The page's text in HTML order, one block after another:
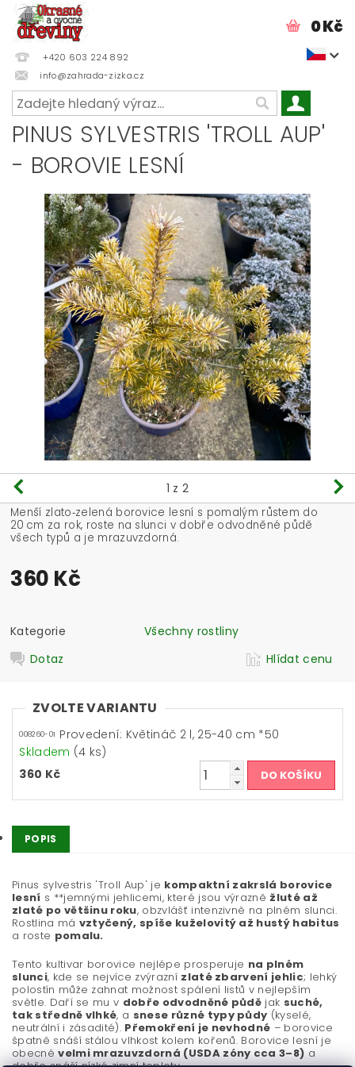
+420 603 224 892
info@zahrada-zizka.cz
0 Kč
PINUS SYLVESTRIS 'TROLL AUP'
- BOROVIE LESNÍ
1 z 2
Menší zlato‑zelená borovice lesní s pomalým růstem do
20 cm za rok, roste na slunci v dobře odvodněné půdě
všech typů a je mrazuvzdorná.
360 Kč
Kategorie
Všechny rostliny
Dotaz
Hlídat cenu
ZVOLTE VARIANTU
008260-01 Provedení: Květináč 2 l, 25-40 cm *50
Skladem (4 ks)
360 Kč
POPIS
Pinus sylvestris 'Troll Aup' je kompaktní zakrslá borovice
lesní s **jemnými jehlicemi, které jsou výrazně žluté až
zlaté po většinu roku, obzvlášť intenzivně na plném slunci.
Rostlina má vztyčený, spíše kuželovitý až hustý habitus
a roste pomalu.
Tento kultivar borovice nejlépe prosperuje na plném
slunci, kde se nejvíce zvýrazní zlaté zbarvení jehlic; lehký
polostín může zahnat možnost spálení listů v nejlepším
světle. Daří se mu v dobře odvodněné půdě jak suché,
tak středně vlhké, a snese různé typy půdy (kyselé,
neutrální i zásadité). Přemokření je nevhodné – borovice
špatně snáší stálou vlhkost kolem kořenů. Borovice lesní je
obecněvelmi mrazuvzdorná (USDA zóny cca 3–8) a